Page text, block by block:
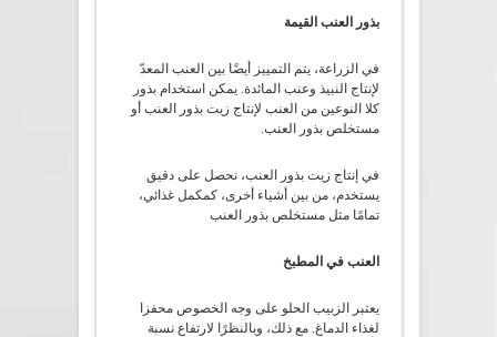
بذور العنب القيمة
في الزراعة، يتم التمييز أيضًا بين العنب المعدّ
لإنتاج النبيذ وعنب المائدة. يمكن استخدام بذور
كلا النوعين من العنب لإنتاج زيت بذور العنب أو
مستخلص بذور العنب.
في إنتاج زيت بذور العنب، نحصل على دقيق
يستخدم، من بين أشياء أخرى، كمكمل غذائي،
تمامًا مثل مستخلص بذور العنب
العنب في المطبخ
يعتبر الزبيب الحلو على وجه الخصوص محفزا
لغذاء الدماغ. مع ذلك، وبالنظرًا لارتفاع نسبة